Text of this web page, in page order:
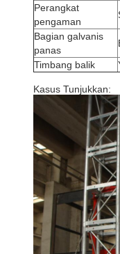
Perangkat
pengaman
Bagian galvanis
panas
Timbang balik
Kasus Tunjukkan: